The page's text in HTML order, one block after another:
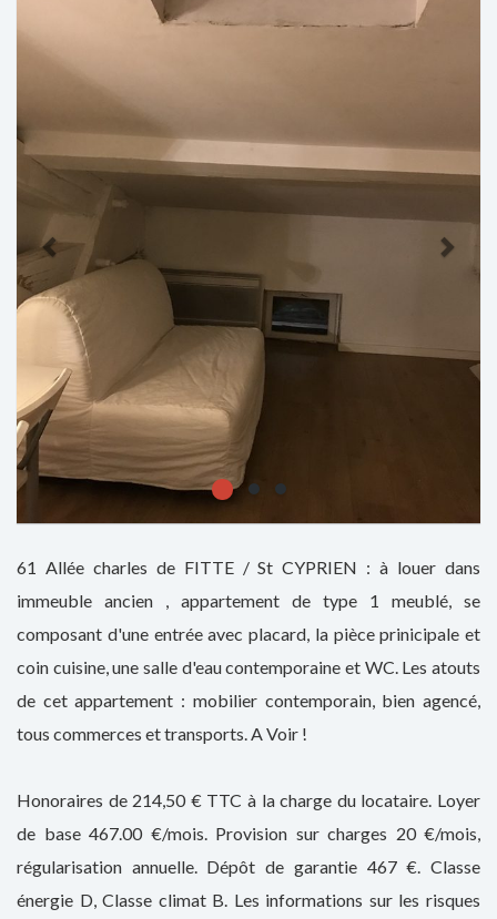
61 Allée charles de FITTE / St CYPRIEN : à louer dans
immeuble ancien , appartement de type 1 meublé, se
composant d'une entrée avec placard, la pièce prinicipale et
coin cuisine, une salle d'eau contemporaine et WC. Les atouts
de cet appartement : mobilier contemporain, bien agencé,
tous commerces et transports. A Voir !
Honoraires de 214,50 € TTC à la charge du locataire. Loyer
de base 467.00 €/mois. Provision sur charges 20 €/mois,
régularisation annuelle. Dépôt de garantie 467 €. Classe
énergie D, Classe climat B. Les informations sur les risques